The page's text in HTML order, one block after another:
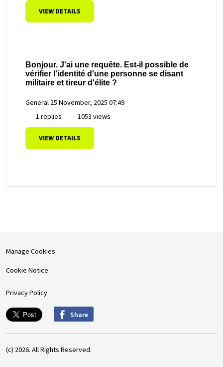
VIEW DETAILS
Bonjour. J'ai une requête. Est-il possible de
vérifier l'identité d'une personne se disant
militaire et tireur d'élite ?
General 25 November, 2025 07:49
1 replies
1053 views
VIEW DETAILS
Manage Cookies
Cookie Notice
Privacy Policy
Share
(c) 2026. All Rights Reserved.